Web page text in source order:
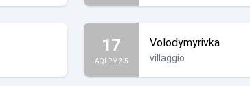
17
AQI PM2.5
Volodymyrivka
villaggio